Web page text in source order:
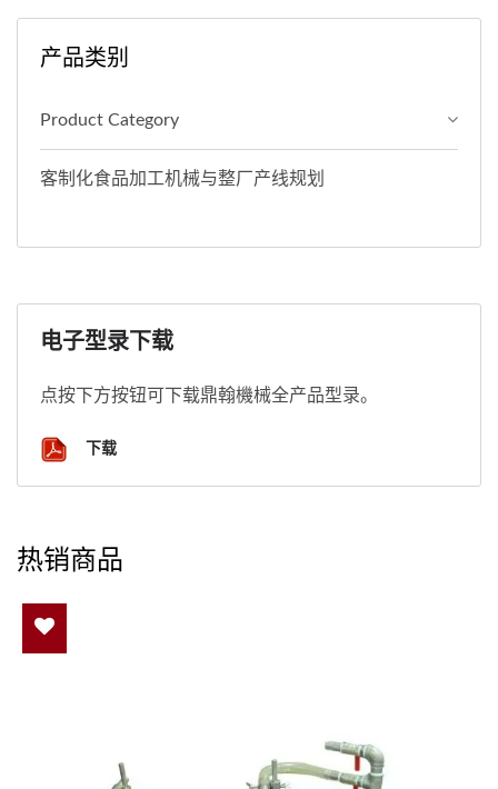
产品类别
Product Category
客制化食品加工机械与整厂产线规划
电子型录下载
点按下方按钮可下载鼎翰機械全产品型录。
下载
热销商品